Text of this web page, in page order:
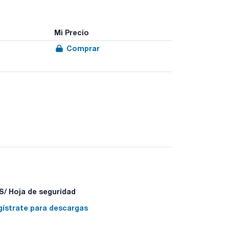
Mi Precio
Comprar
Hoja de seguridad
para descargas